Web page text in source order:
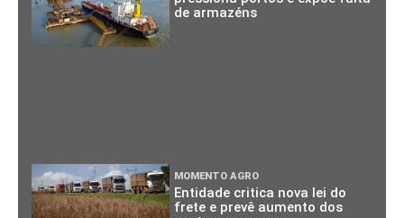
de armazéns
MOMENTO AGRO
Entidade critica nova lei do
frete e prevê aumento dos